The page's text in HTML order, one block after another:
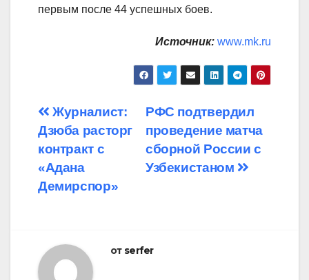
первым после 44 успешных боев.
Источник: www.mk.ru
Навигация
по
записям
РФС подтвердил
проведение матча
сборной России с
Узбекистаном
Журналист:
Дзюба расторг
контракт с
«Адана
Демирспор»
от serfer